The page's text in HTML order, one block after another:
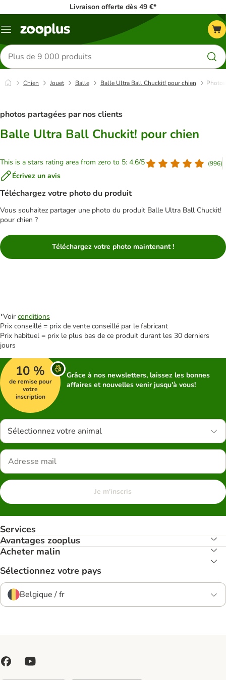
Livraison offerte dès 49 €*
Menu
Rechercher
des
produits
Chien Jouet Balle Balle Ultra Ball Chuckit! pour chien
photos partagées par nos clients
Balle Ultra Ball Chuckit! pour chien
This is a stars rating area from zero to 5: 4.6/5 (996)
Écrivez un avis
Téléchargez votre photo du produit
Vous souhaitez partager une photo du produit Balle Ultra Ball Chuckit!
pour chien ?
Téléchargez votre photo maintenant !
*Voir conditions
Prix conseillé = prix de vente conseillé par le fabricant
Prix habituel = prix le plus bas de ce produit durant les 30 derniers
jours
10 %
de remise pour
votre
inscription
Grâce à nos newsletters, laissez les bonnes
affaires et nouvelles venir jusqu'à vous!
Sélectionnez votre animal
Je m'inscris
Services
Avantages zooplus
Acheter malin
Sélectionnez votre pays
Belgique / fr